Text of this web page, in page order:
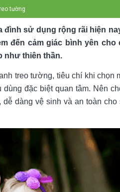
tường
sử dụng rộng rãi hiện
đến cảm giác bình yên
như thiên thần.
treo tường, tiêu chí khi chọn
đặc biệt quan tâm. Nên
dễ dàng vệ sinh và an toàn